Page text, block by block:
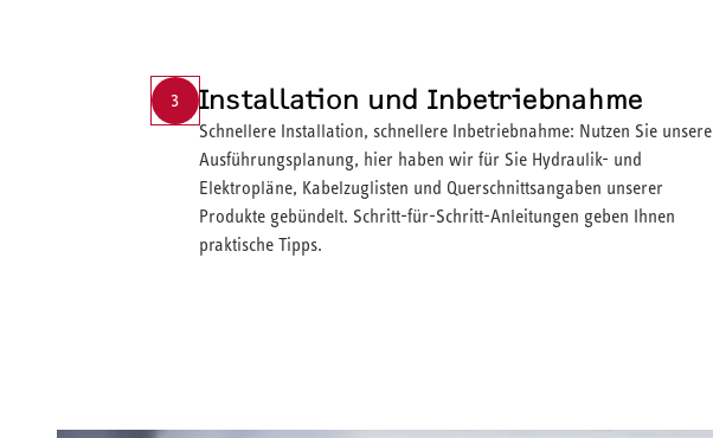
3 Installation und Inbetriebnahme
Schnellere Installation, schnellere Inbetriebnahme: Nutzen Sie unsere
Ausführungsplanung, hier haben wir für Sie Hydraulik- und
Elektropläne, Kabelzuglisten und Querschnittsangaben unserer
Produkte gebündelt. Schritt-für-Schritt-Anleitungen geben Ihnen
praktische Tipps.